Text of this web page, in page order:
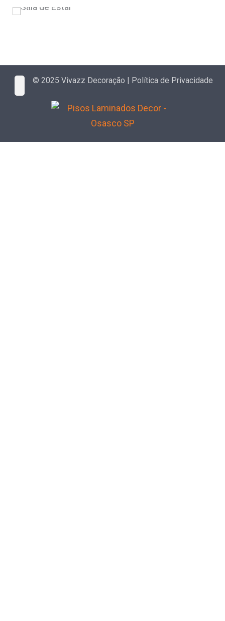
© 2025 Vivazz Decoração | Política de Privacidade